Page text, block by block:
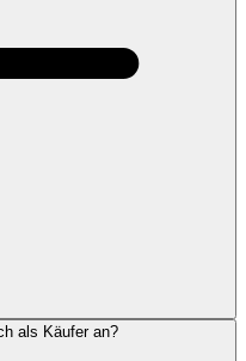
als Käufer an?